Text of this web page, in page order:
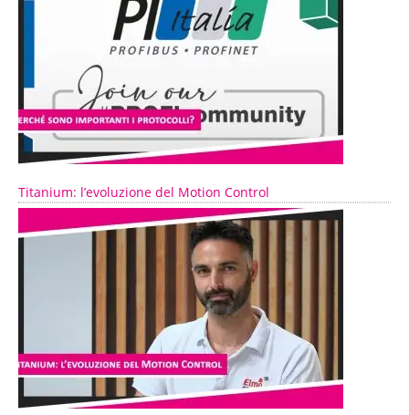
Titanium: l’evoluzione del Motion Control